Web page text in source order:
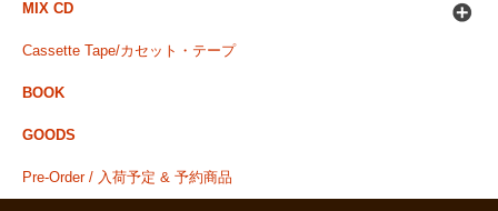
MIX CD
Cassette Tape/カセット・テープ
BOOK
GOODS
Pre-Order / 入荷予定 & 予約商品